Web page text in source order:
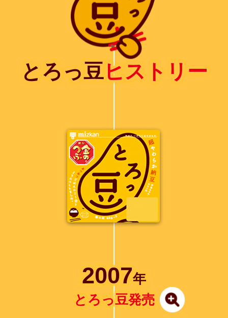
とろっ豆ヒストリー
2007年
とろっ豆発売